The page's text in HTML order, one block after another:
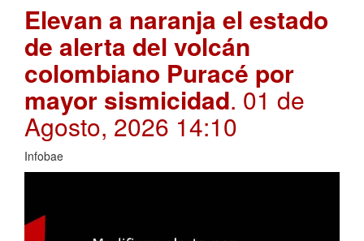
Elevan a naranja el estado
de alerta del volcán
colombiano Puracé por
mayor sismicidad. 01 de
Agosto, 2026 14:10
Infobae